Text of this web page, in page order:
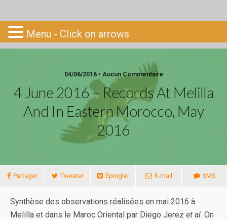
Go-South
04/06/2016 • Aucun Commentaire
4 June 2016 – Records At Melilla
And In Eastern Morocco, May
2016
Partager Tweeter Épingler E-mail SMS
Synthèse des observations réalisées en mai 2016 à
Melilla et dans le Maroc Oriental par Diego Jerez et al. On
Menu - Click on arrows